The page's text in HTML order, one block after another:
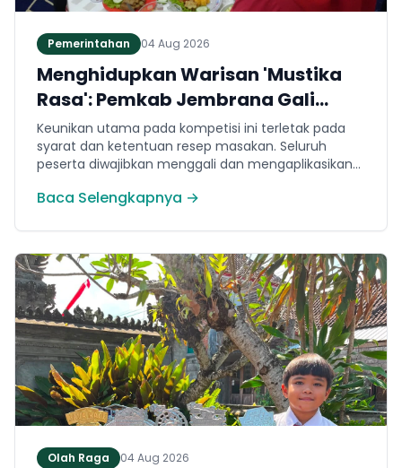
Pemerintahan 04 Aug 2026
Menghidupkan Warisan 'Mustika
Rasa': Pemkab Jembrana Gali
Keteladanan Bung Karno Lewat
Lomba Cipta Menu Kuliner
Keunikan utama pada kompetisi ini terletak pada
syarat dan ketentuan resep masakan. Seluruh
peserta diwajibkan menggali dan mengaplikasikan
Mustika Rasa—buku kumpulan resep Nusantara
Indonesia, Ir. Soekarno. Melalui panduan resep
historis tersebut, para peserta berhasil
menghidangkan berbagai kreasi olahan pangan
lokal yang tidak hanya lezat tetapi juga bergizi,
beragam, aman dan seimbang.
Baca Selengkapnya →
Olah Raga 04 Aug 2026